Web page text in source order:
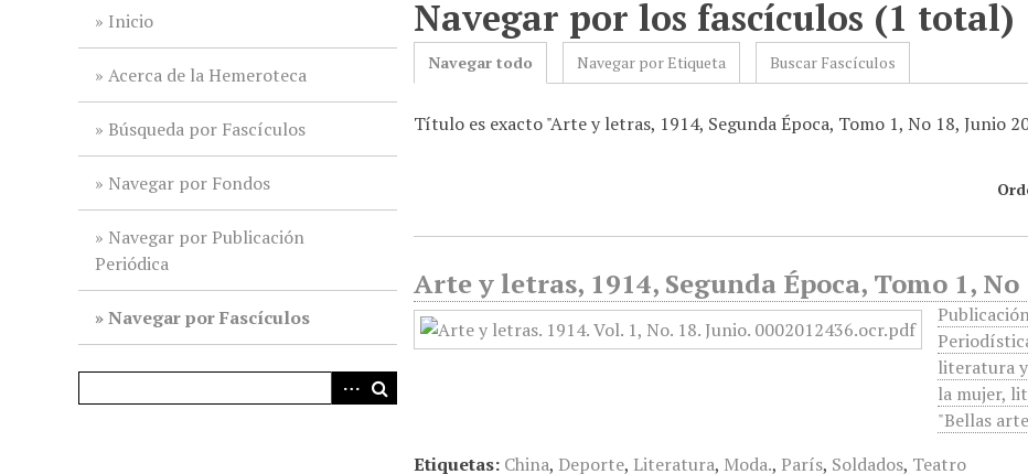
Inicio
Acerca de la Hemeroteca
Búsqueda por Fascículos
Navegar por Fondos
Navegar por Publicación
Periódica
Navegar por Fascículos
Navegar por los fascículos (1 total)
Navegar todo Navegar por Etiqueta Buscar Fascículos
Título es exacto "Arte y letras, 1914, Segunda Época, Tomo 1, No 18, Junio
Arte y letras, 1914, Segunda Época, Tomo 1, No
literatura y
la mujer,
"Bellas
Etiquetas: China, Deporte, Literatura, Moda., París, Soldados, Teatro